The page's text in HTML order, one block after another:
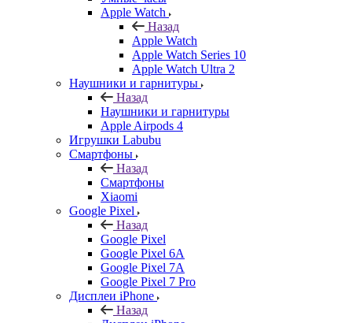
Apple Watch
Назад
Apple Watch
Apple Watch Series 10
Apple Watch Ultra 2
Наушники и гарнитуры
Назад
Наушники и гарнитуры
Apple Airpods 4
Игрушки Labubu
Смартфоны
Назад
Смартфоны
Xiaomi
Google Pixel
Назад
Google Pixel
Google Pixel 6A
Google Pixel 7А
Google Pixel 7 Pro
Дисплеи iPhone
Назад